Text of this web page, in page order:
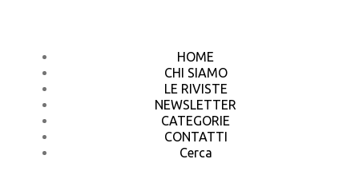
HOME
CHI SIAMO
LE RIVISTE
NEWSLETTER
CATEGORIE
CONTATTI
Cerca